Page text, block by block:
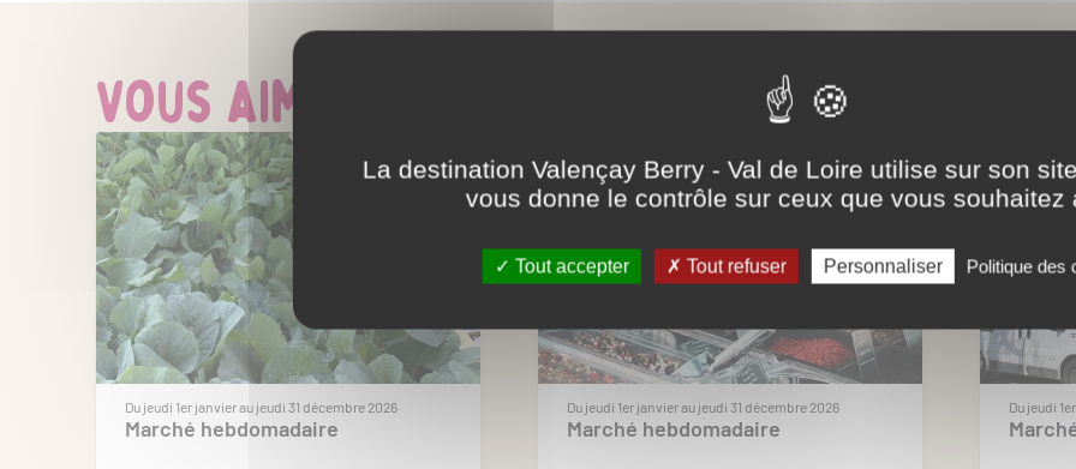
Vous aimerez aussi...
Du jeudi 1er janvier au jeudi 31 décembre 2026
Marché hebdomadaire
Du jeudi 1er janvier au jeudi 31 décembre 2026
Marché hebdomadaire
Du jeudi
La destination Valençay Berry - Val de Loire utilise sur son
vous donne le contrôle sur ceux que vous souhaitez
Tout accepter Tout refuser Personnaliser Politique des